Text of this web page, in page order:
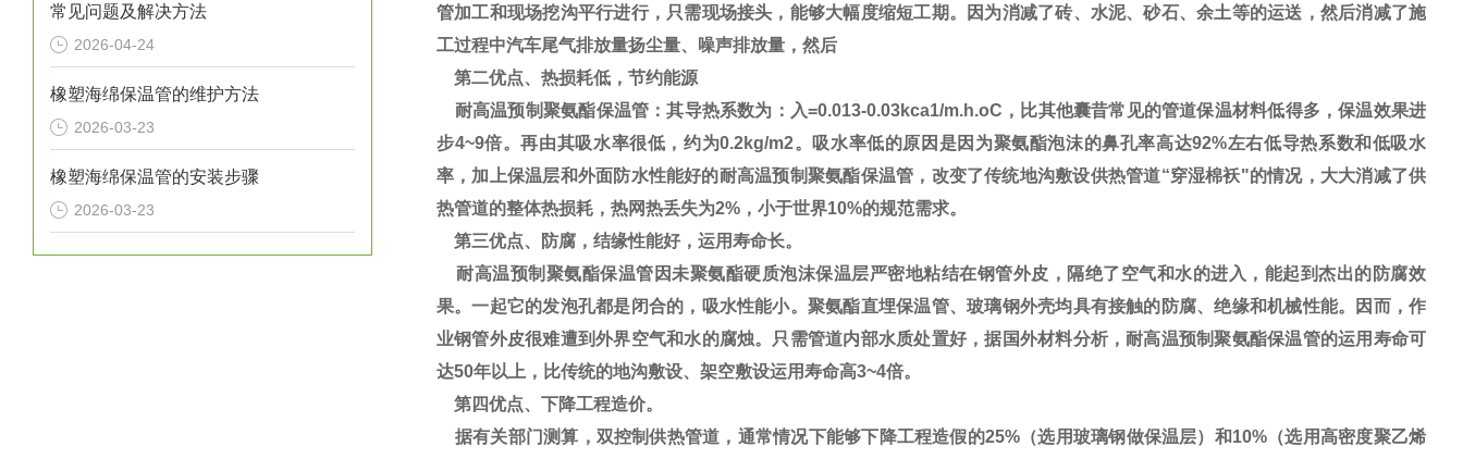
常见问题及解决方法
2026-04-24
橡塑海绵保温管的维护方法
2026-03-23
橡塑海绵保温管的安装步骤
2026-03-23
管加工和现场挖沟平行进行，只需现场接头，能够大幅度缩短工期。因为消减了砖、水泥、砂石、余土等的运送，然后消减了施
工过程中汽车尾气排放量扬尘量、噪声排放量，然后
第二优点、热损耗低，节约能源
耐高温预制聚氨酯保温管：其导热系数为：入=0.013-0.03kca1/m.h.oC，比其他囊昔常见的管道保温材料低得多，保温效果进
步4~9倍。再由其吸水率很低，约为0.2kg/m2。吸水率低的原因是因为聚氨酯泡沫的鼻孔率高达92%左右低导热系数和低吸水
率，加上保温层和外面防水性能好的耐高温预制聚氨酯保温管，改变了传统地沟敷设供热管道“穿湿棉袄"的情况，大大消减了供
热管道的整体热损耗，热网热丢失为2%，小于世界10%的规范需求。
第三优点、防腐，结缘性能好，运用寿命长。
耐高温预制聚氨酯保温管因未聚氨酯硬质泡沫保温层严密地粘结在钢管外皮，隔绝了空气和水的进入，能起到杰出的防腐效
果。一起它的发泡孔都是闭合的，吸水性能小。聚氨酯直埋保温管、玻璃钢外壳均具有接触的防腐、绝缘和机械性能。因而，作
业钢管外皮很难遭到外界空气和水的腐烛。只需管道内部水质处置好，据国外材料分析，耐高温预制聚氨酯保温管的运用寿命可
达50年以上，比传统的地沟敷设、架空敷设运用寿命高3~4倍。
第四优点、下降工程造价。
据有关部门测算，双控制供热管道，通常情况下能够下降工程造假的25%（选用玻璃钢做保温层）和10%（选用高密度聚乙烯